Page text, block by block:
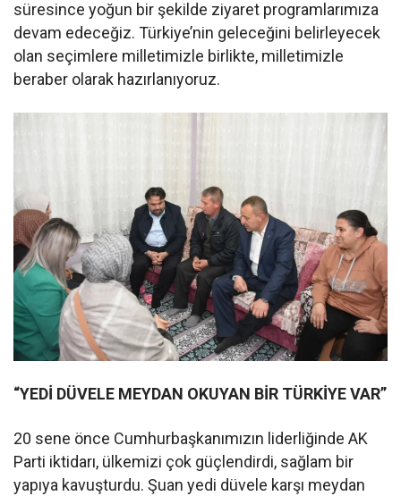
süresince yoğun bir şekilde ziyaret programlarımıza
devam edeceğiz. Türkiye’nin geleceğini belirleyecek
olan seçimlere milletimizle birlikte, milletimizle
beraber olarak hazırlanıyoruz.
“YEDİ DÜVELE MEYDAN OKUYAN BİR TÜRKİYE VAR”
20 sene önce Cumhurbaşkanımızın liderliğinde AK
Parti iktidarı, ülkemizi çok güçlendirdi, sağlam bir
yapıya kavuşturdu. Şuan yedi düvele karşı meydan